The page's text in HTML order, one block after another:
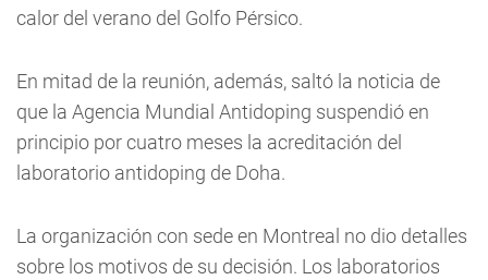
calor del verano del Golfo Pérsico.
En mitad de la reunión, además, saltó la noticia de
que la Agencia Mundial Antidoping suspendió en
principio por cuatro meses la acreditación del
laboratorio antidoping de Doha.
La organización con sede en Montreal no dio detalles
sobre los motivos de su decisión. Los laboratorios